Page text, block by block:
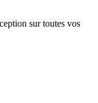
sur toutes vos